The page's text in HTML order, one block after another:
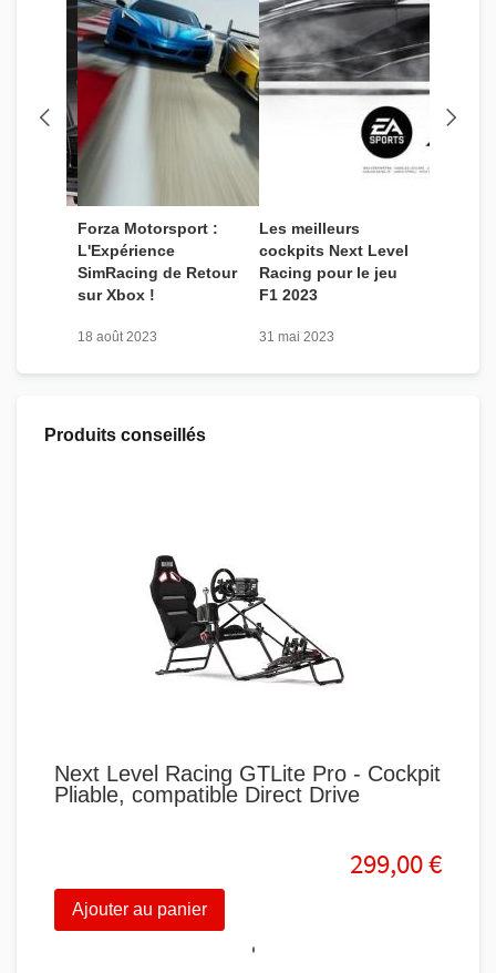
Forza Motorsport :
L'Expérience
SimRacing de Retour
sur Xbox !
18 août 2023
Les meilleurs
cockpits Next Level
Racing pour le jeu
F1 2023
31 mai 2023
Produits conseillés
Next Level Racing GTLite Pro - Cockpit
Pliable, compatible Direct Drive
299,00 €
Ajouter au panier